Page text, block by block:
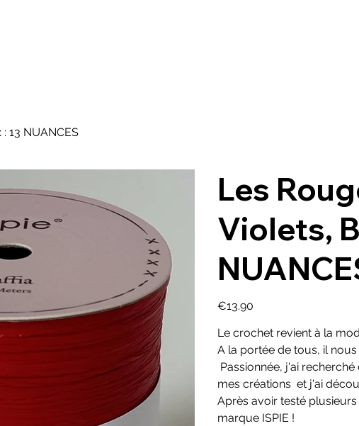
13 NUANCES
Les
Violets,
Price
€13.90
Le crochet revient à la
A la portée de tous, il
Passionnée, j'ai
mes créations et j'ai
Après avoir testé
marque ISPIE !